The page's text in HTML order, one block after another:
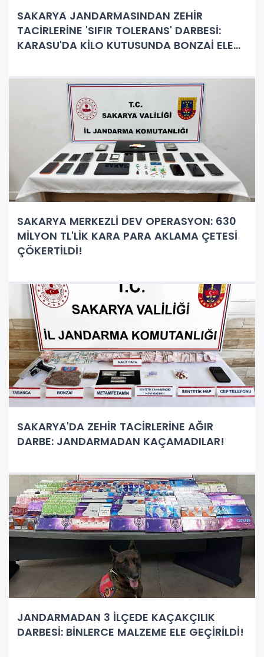
SAKARYA JANDARMASINDAN ZEHİR
TACİRLERİNE 'SIFIR TOLERANS' DARBESİ:
KARASU'DA KİLO KUTUSUNDA BONZAİ ELE
SAKARYA MERKEZLİ DEV OPERASYON: 630
MİLYON TL'LİK KARA PARA AKLAMA ÇETESİ
ÇÖKERTİLDİ!
SAKARYA'DA ZEHİR TACİRLERİNE AĞIR
DARBE: JANDARMADAN KAÇAMADILAR!
JANDARMADAN 3 İLÇEDE KAÇAKÇILIK
DARBESİ: BİNLERCE MALZEME ELE GEÇİRİLDİ!